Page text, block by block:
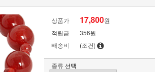
상품가 17,800원
적립금
356원
배송비
(조건)
종류 선택